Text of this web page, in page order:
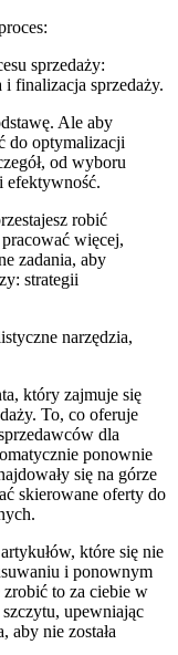
Ale aby
do optymalizacji
od wyboru
efektywność.
robić
więcej,
zadania, aby
strategii
narzędzia,
który zajmuje się
To, co oferuje
dla
ponownie
się na górze
skierowane oferty do
które się nie
i ponownym
to za ciebie w
upewniając
aby nie została